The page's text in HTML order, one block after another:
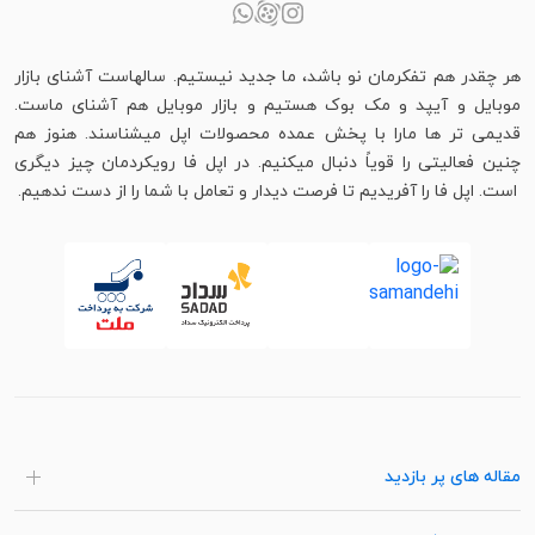
هر چقدر هم تفکرمان نو باشد، ما جدید نیستیم. سالهاست آشنای بازار
موبایل و آیپد و مک بوک هستیم و بازار موبایل هم آشنای ماست.
قدیمی تر ها مارا با پخش عمده محصولات اپل میشناسند. هنوز هم
چنین فعالیتی را قویاً دنبال میکنیم. در اپل فا رویکردمان چیز دیگری
است. اپل فا را آفریدیم تا فرصت دیدار و تعامل با شما را از دست ندهیم.
مقاله های پر بازدید